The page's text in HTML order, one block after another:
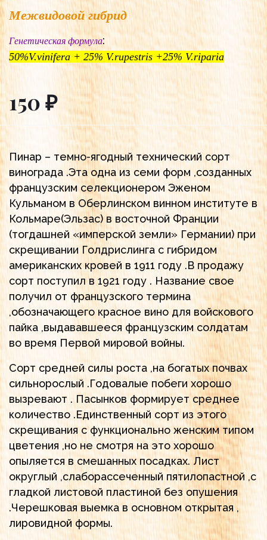
Межвидовой гибрид
Генетическая формула:
50%V.vinifera + 25% V.rupestris +25% V.riparia
150 ₽
Пинар – темно-ягодный технический сорт
винограда .Эта одна из семи форм ,созданных
французским селекционером Эженом
Кульманом в Оберлинском винном институте в
Кольмаре(Эльзас) в восточной Франции
(тогдашней «имперской земли» Германии) при
скрещивании Голдрислинга с гибридом
американских кровей в 1911 году .В продажу
сорт поступил в 1921 году . Название свое
получил от французского термина
,обозначающего красное вино для войскового
пайка ,выдававшееся французским солдатам
во время Первой мировой войны.
Сорт средней силы роста ,на богатых почвах
сильнорослый .Годовалые побеги хорошо
вызревают . Пасынков формирует среднее
количество .Единственный сорт из этого
скрещивания с функционально женским типом
цветения ,но не смотря на это хорошо
опыляется в смешанных посадках. Лист
округлый ,слаборассеченный пятилопастной ,с
гладкой листовой пластиной без опушения
.Черешковая выемка в основном открытая ,
лировидной формы.